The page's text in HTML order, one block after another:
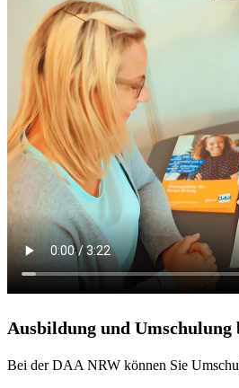
Ausbildung und Umschulung
Bei der DAA NRW können Sie